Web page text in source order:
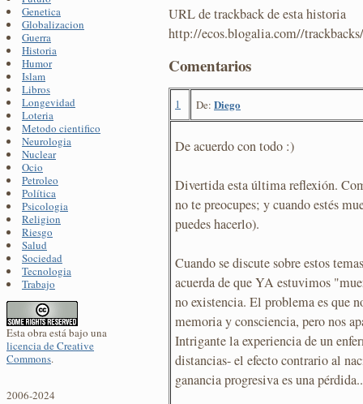
Genetica
Globalizacion
Guerra
Historia
Humor
Islam
Libros
Longevidad
Loteria
Metodo cientifico
Neurologia
Nuclear
Ocio
Petroleo
Política
Psicologia
Religion
Riesgo
Salud
Sociedad
Tecnologia
Trabajo
Esta obra está bajo una
licencia de Creative
Commons.
2006-2024
URL de trackback de esta historia
http://ecos.blogalia.com//
Comentarios
1 De: Diego
De acuerdo con todo :)
Divertida esta última reflexión.
no te preocupes; y cuando estés
puedes hacerlo).
Cuando se discute sobre estos
acuerda de que YA estuvimos
no existencia. El problema es que
memoria y consciencia, pero nos
Intrigante la experiencia de un
distancias- el efecto contrario al
ganancia progresiva es una